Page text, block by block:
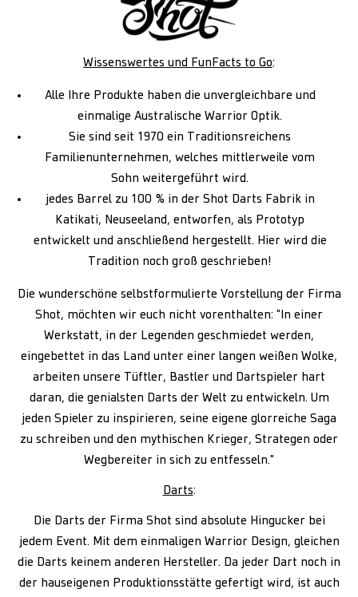
Wissenswertes und FunFacts to Go:
Alle Ihre Produkte haben die unvergleichbare und
einmalige Australische Warrior Optik.
Sie sind seit 1970 ein Traditionsreichens
Familienunternehmen, welches mittlerweile vom
Sohn weitergeführt wird.
jedes Barrel zu 100 % in der Shot Darts Fabrik in
Katikati, Neuseeland, entworfen, als Prototyp
entwickelt und anschließend hergestellt. Hier wird die
Tradition noch groß geschrieben!
Die wunderschöne selbstformulierte Vorstellung der Firma
Shot, möchten wir euch nicht vorenthalten: "In einer
Werkstatt, in der Legenden geschmiedet werden,
eingebettet in das Land unter einer langen weißen Wolke,
arbeiten unsere Tüftler, Bastler und Dartspieler hart
daran, die genialsten Darts der Welt zu entwickeln. Um
jeden Spieler zu inspirieren, seine eigene glorreiche Saga
zu schreiben und den mythischen Krieger, Strategen oder
Wegbereiter in sich zu entfesseln."
Darts:
Die Darts der Firma Shot sind absolute Hingucker bei
jedem Event. Mit dem einmaligen Warrior Design, gleichen
die Darts keinem anderen Hersteller. Da jeder Dart noch in
der hauseigenen Produktionsstätte gefertigt wird, ist auch